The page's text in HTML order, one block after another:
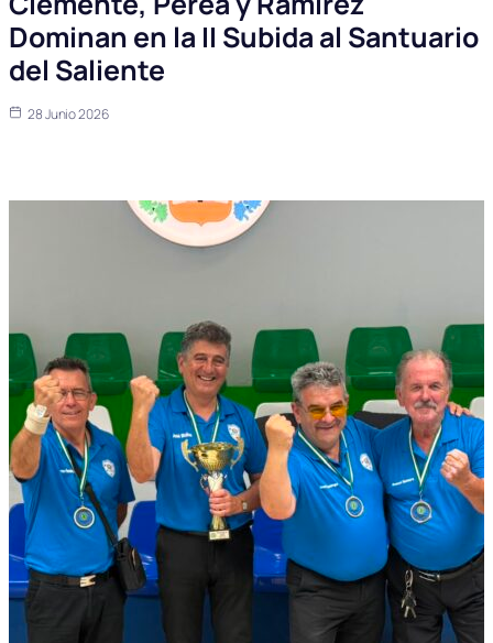
Dominan en la II Subida al Santuario
del Saliente
28 Junio 2026